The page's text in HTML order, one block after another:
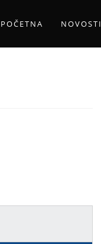
POČETNA NOVOSTI